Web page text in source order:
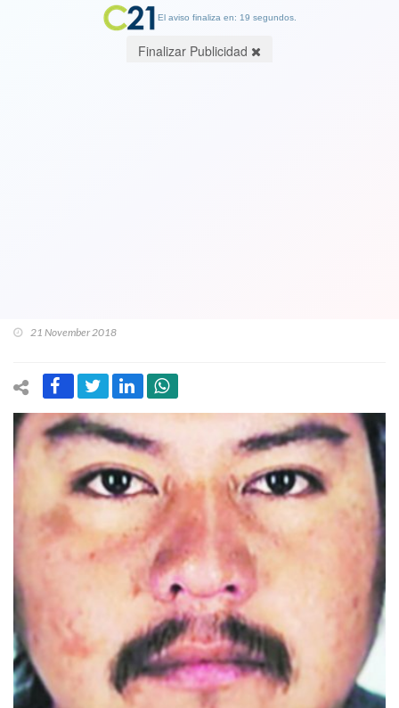
21 November 2018
El aviso finaliza en: 19 segundos.
Finalizar Publicidad